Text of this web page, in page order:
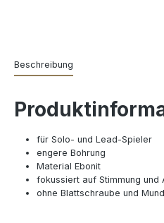
Beschreibung
für Solo- und Lead-Spieler
engere Bohrung
Material Ebonit
fokussiert auf Stimmung und
ohne Blattschraube und